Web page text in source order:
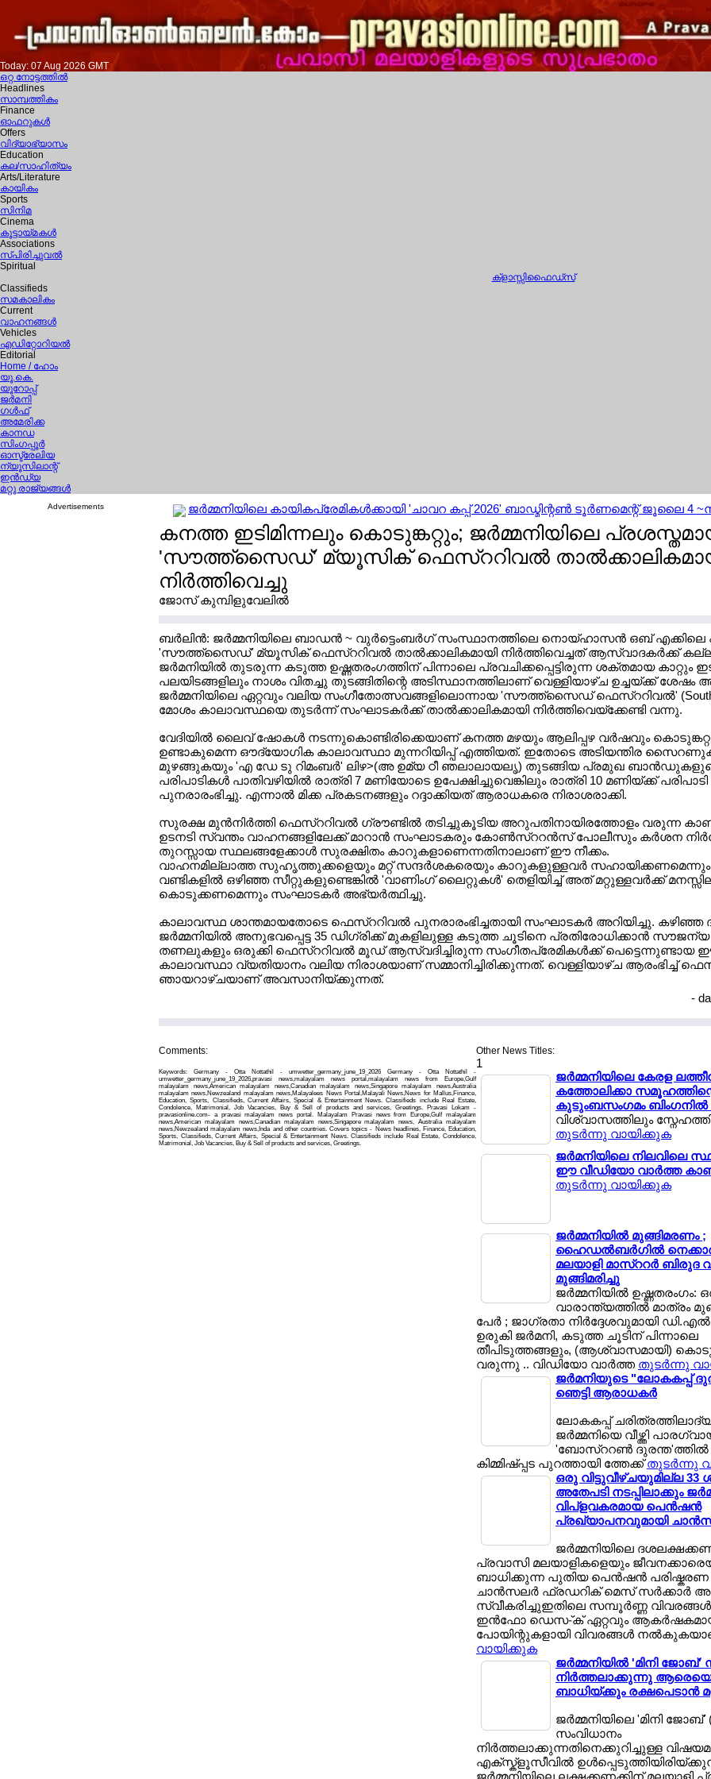
Today: 07 Aug 2026 GMT
ഒറ്റ നോട്ടത്തില്‍
Headlines
സാമ്പത്തികം
Finance
ഓഫറുകള്‍
Offers
വിദ്യാഭ്യാസം
Education
കല/സാഹിത്യം
Arts/Literature
കായികം
Sports
സിനിമ
Cinema
കൂട്ടായ്മകള്‍
Associations
സ്പിരിച്ചുവല്‍
Spiritual
ക്ളാസ്സിഫൈഡ്സ്
Classifieds
സമകാലികം
Current
വാഹനങ്ങള്‍
Vehicles
എഡിറ്റോറിയല്‍
Editorial
Home / ഹോം
യൂ.കെ.
യൂറോപ്പ്
ജര്‍മനി
ഗള്‍ഫ്
അമേരിക്ക
കാനഡ
സിംഗപ്പൂര്‍
ഓസ്ട്രേലിയ
ന്യൂസിലാന്റ്
ഇന്‍ഡ്യ
മറ്റു രാജ്യങ്ങള്‍
Advertisements ജര്‍മ്മനിയിലെ കായികപ്രേമികള്‍ക്കായി 'ചാവറ കപ്പ് 2026' ബാഡ്മിന്റണ്‍ ടൂര്‍ണമെന്റ് ജൂലൈ 4
കനത്ത ഇടിമിന്നലും കൊടുങ്കറ്റും; ജര്‍മ്മനിയിലെ
'സൗത്ത്സൈഡ്' മ്യൂസിക് ഫെസ്ററിവല്‍
നിര്‍ത്തിവെച്ചു
ജോസ് കുമ്പിളുവേലില്‍
ബര്‍ലിന്‍: ജര്‍മ്മനിയിലെ ബാഡന്‍ ~ വുര്‍ട്ടെംബര്‍ഗ് സംസ്ഥാനത്തിലെ നൊയ്ഹാസന്‍ ഒബ് എക്കിലെ
'സൗത്ത്സൈഡ്' മ്യൂസിക് ഫെസ്ററിവല്‍ താല്‍ക്കാലികമായി നിര്‍ത്തിവെച്ചത് ആസ്വാദകര്‍ക്ക്
ജര്‍മനിയില്‍ തുടരുന്ന കടുത്ത ഉഷ്ണതരംഗത്തിന് പിന്നാലെ പ്രവചിക്കപ്പെട്ടിരുന്ന ശക്തമായ കാറ്റും
പലയിടങ്ങളിലും നാശം വിതച്ചു തുടങ്ങിതിന്റെ അടിസ്ഥാനത്തിലാണ് വെള്ളിയാഴ്ച ഉച്ചയ്ക്ക് ശേഷം
ജര്‍മ്മനിയിലെ ഏറ്റവും വലിയ സംഗീതോത്സവങ്ങളിലൊന്നായ 'സൗത്ത്സൈഡ് ഫെസ്ററിവല്‍'
മോശം കാലാവസ്ഥയെ തുടര്‍ന്ന് സംഘാടകര്‍ക്ക് താല്‍ക്കാലികമായി നിര്‍ത്തിവെയ്ക്കേണ്ടി വന്നു.
വേദിയില്‍ ലൈവ് ഷോകള്‍ നടന്നുകൊണ്ടിരിക്കെയാണ് കനത്ത മഴയും ആലിപ്പഴ വര്‍ഷവും
ഉണ്ടാകുമെന്ന ഔദ്യോഗിക കാലാവസ്ഥാ മുന്നറിയിപ്പ് എത്തിയത്. ഇതോടെ അടിയന്തിര
മുഴങ്ങുകയും 'എ ഡേ ടു റിമംബര്‍' ലിഴ>(അ ഉമ്യ ഠീ ഞലാലായലൃ) തുടങ്ങിയ പ്രമുഖ
പരിപാടികള്‍ പാതിവഴിയില്‍ രാത്രി 7 മണിയോടെ ഉപേക്ഷിച്ചുവെങ്കിലും രാത്രി 10 മണിയ്ക്ക് പരിപാടി
പുനരാരംഭിച്ചു. എന്നാല്‍ മിക്ക പ്രകടനങ്ങളും റദ്ദാക്കിയത് ആരാധകരെ നിരാശരാക്കി.
സുരക്ഷ മുന്‍നിര്‍ത്തി ഫെസ്ററിവല്‍ ഗ്രൗണ്ടില്‍ തടിച്ചുകൂടിയ അറുപതിനായിരത്തോളം വരുന്ന
ഉടനടി സ്വന്തം വാഹനങ്ങളിലേക്ക് മാറാന്‍ സംഘാടകരും കോണ്‍സ്ററന്‍സ് പോലീസും കര്‍ശന
തുറസ്സായ സ്ഥലങ്ങളേക്കാള്‍ സുരക്ഷിതം കാറുകളാണെന്നതിനാലാണ് ഈ നീക്കം.
വാഹനമില്ലാത്ത സുഹൃത്തുക്കളെയും മറ്റ് സന്ദര്‍ശകരെയും കാറുകളുള്ളവര്‍
വണ്ടികളില്‍ ഒഴിഞ്ഞ സീറ്റുകളുണ്ടെങ്കില്‍ 'വാണിംഗ് ലൈറ്റുകള്‍' തെളിയിച്ച് അത് മറ്റുള്ളവര്‍ക്ക്
കൊടുക്കണമെന്നും സംഘാടകര്‍ അഭ്യര്‍ത്ഥിച്ചു.
കാലാവസ്ഥ ശാന്തമായതോടെ ഫെസ്ററിവല്‍ പുനരാരംഭിച്ചതായി സംഘാടകര്‍ അറിയിച്ചു. കഴിഞ്ഞ
ജര്‍മ്മനിയില്‍ അനുഭവപ്പെട്ട 35 ഡിഗ്രിക്ക് മുകളിലുള്ള കടുത്ത ചൂടിനെ പ്രതിരോധിക്കാന്‍
തണലുകളും ഒരുക്കി ഫെസ്ററിവല്‍ മൂഡ് ആസ്വദിച്ചിരുന്ന സംഗീതപ്രേമികള്‍ക്ക് പെട്ടെന്നുണ്ടായ
കാലാവസ്ഥാ വ്യതിയാനം വലിയ നിരാശയാണ് സമ്മാനിച്ചിരിക്കുന്നത്. വെള്ളിയാഴ്ച ആരംഭിച്ച്
ഞായറാഴ്ചയാണ് അവസാനിയ്ക്കുന്നത്.
-
Comments:
Keywords: Germany - Otta Nottathil - umwetter_germany_june_19_2026 Germany - Otta Nottathil -
umwetter_germany_june_19_2026,pravasi news,malayalam news portal,malayalam news from Europe,Gulf
malayalam news,American malayalam news,Canadian malayalam news,Singapore malayalam news,Australia
malayalam news,Newzealand malayalam news,Malayalees News Portal,Malayali News,News for Mallus,Finance,
Education, Sports, Classifieds, Current Affairs, Special & Entertainment News. Classifieds include Real Estate,
Condolence, Matrimonial, Job Vacancies, Buy & Sell of products and services, Greetings. Pravasi Lokam -
pravasionline.com- a pravasi malayalam news portal. Malayalam Pravasi news from Europe,Gulf malayalam
news,American malayalam news,Canadian malayalam news,Singapore malayalam news, Australia malayalam
news,Newzealand malayalam news,Inda and other countries. Covers topics - News headlines, Finance, Education,
Sports, Classifieds, Current Affairs, Special & Entertainment News. Classifieds include Real Estate, Condolence,
Matrimonial, Job Vacancies, Buy & Sell of products and services, Greetings.
Other News Titles:
1
ജര്‍മ്മനിയിലെ കേരള
കത്തോലിക്കാ
കുടുംബസംഗമം ബിംഗനില്‍
വിശ്വാസത്തിലും
തുടര്‍ന്നു വായിക്കുക
ജര്‍മനിയിലെ നിലവിലെ
ഈ വീഡിയോ വാര്‍ത്ത
തുടര്‍ന്നു വായിക്കുക
ജര്‍മ്മനിയില്‍ മുങ്ങിമരണം ;
ഹൈഡല്‍ബര്‍ഗില്‍ നെക്കാര്‍
മലയാളി മാസ്ററര്‍ ബിരുദ
മുങ്ങിമരിച്ചു
ജര്‍മ്മനിയില്‍ ഉഷ്ണതരംഗം:
വാരാന്ത്യത്തില്‍ മാത്രം
പേര്‍ ; ജാഗ്രതാ നിര്‍ദ്ദേശവുമായി
ഉരുകി ജര്‍മനി, കടുത്ത ചൂടിന് പിന്നാലെ
തീപിടുത്തങ്ങളും, (ആശ്വാസമായി)
വരുന്നു .. വിഡിയോ വാര്‍ത്ത തുടര്‍ന്നു
ജര്‍മനിയുടെ "ലോകകപ്പ്
ഞെട്ടി ആരാധകര്‍
ലോകകപ്പ്
ജര്‍മ്മനിയെ വീഴ്ത്തി
'ബോസ്ററണ്‍ ദുരന്ത'ത്തില്‍
കിമ്മിഷ്പ്പട പുറത്തായി ത്തേക്ക്തുടര്‍ന്നു
ഒരു വിട്ടുവീഴ്ചയുമില്ല
അതേപടി നടപ്പിലാക്കും
വിപ്ളവകരമായ പെന്‍ഷന്‍
പ്രഖ്യാപനവുമായി
ജര്‍മ്മനിയിലെ
പ്രവാസി മലയാളികളെയും
ബാധിക്കുന്ന പുതിയ പെന്‍ഷന്‍ പരിഷ്കരണ
ചാന്‍സലര്‍ ഫ്രഡറിക് മെസ് സര്‍ക്കാര്‍
സ്വീകരിച്ചുഇതിലെ സമ്പൂര്‍ണ്ണ
ഇന്‍ഫോ ഡെസ-്ക് ഏറ്റവും
പോയിന്റുകളായി വിവരങ്ങള്‍
വായിക്കുക
ജര്‍മ്മനിയില്‍ 'മിനി ജോബ്'
നിര്‍ത്തലാക്കുന്നു
ബാധിയ്ക്കും രക്ഷപെടാന്‍
ജര്‍മ്മനിയിലെ 'മിനി ജോബ്'
സംവിധാനം
നിര്‍ത്തലാക്കുന്നതിനെക്കുറിച്ചുള്ള
എക്സ്ക്ളൂസീവില്‍
ജര്‍മ്മനിയിലെ ലക്ഷക്കണക്കിന് മലയാളി